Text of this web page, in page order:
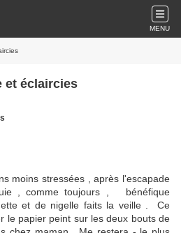
MENU
Chapitre 1851 : pluie et éclaircies
stressées , après l'escapade
, comme toujours , bénéfique
et de nigelle faits la veille . Ce
le papier peint sur les deux bouts de